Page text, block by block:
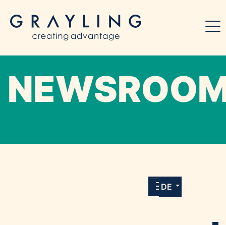
allen Meldungen und Downloads unserer
DE